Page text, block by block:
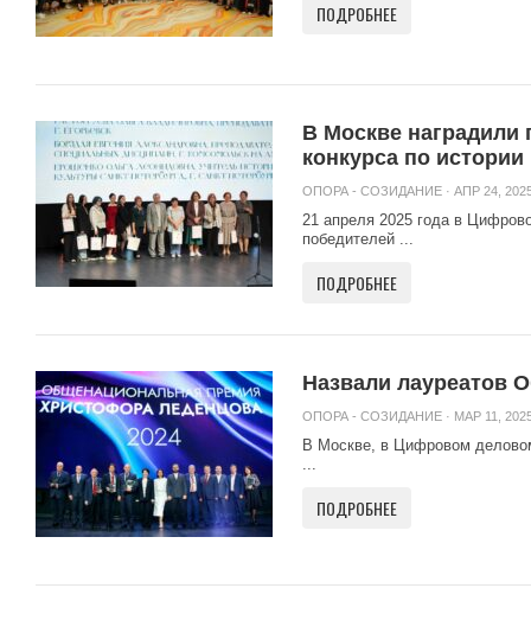
ПОДРОБНЕЕ
В Москве наградили
конкурса по
ОПОРА - СОЗИДАНИЕ · АПР 24,
21 апреля 2025 года в
победителей ...
ПОДРОБНЕЕ
Назвали лауреатов
ОПОРА - СОЗИДАНИЕ · МАР 11,
В Москве, в Цифровом
...
ПОДРОБНЕЕ